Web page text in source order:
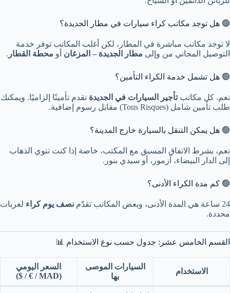
🟢 هل توجد مكاتب كراء سيارات في مطار الجديدة؟
لا توجد مكاتب مباشرة في المطار، لكن أغلب المكاتب توفر خدمة
التوصيل المجاني من وإلى مطار الجديدة – المزغان أو محطة القطار .
🟢 هل تشمل خدمة الكراء التأمين؟
نعم. كل مكاتبتأجير السيارات في الجديدة تقدم تأمينًا إلزاميًا. ويمكنك
طلب تأمين شامل (Tous Risques) مقابل رسوم إضافية.
🟢 هل يمكن التنقل بالسيارة خارج المدينة؟
نعم، بشرط الاتفاق المسبق مع المكتب، خاصة إذا كنت تنوي الذهاب
إلى الدار البيضاء، آزمور، أو سيدي بنور.
🟢 كم مدة الكراء الأدنى؟
24 ساعة هي المدة الأدنى، وبعض المكاتب تقدّم نصف يوم كراء لعربات
محددة.
القسم الخامس عشر: جدول حسب نوع الاستخدام 📊
الاستخدام
السيارات الموصى
بها
السعر اليومي
(MAD / € / $)